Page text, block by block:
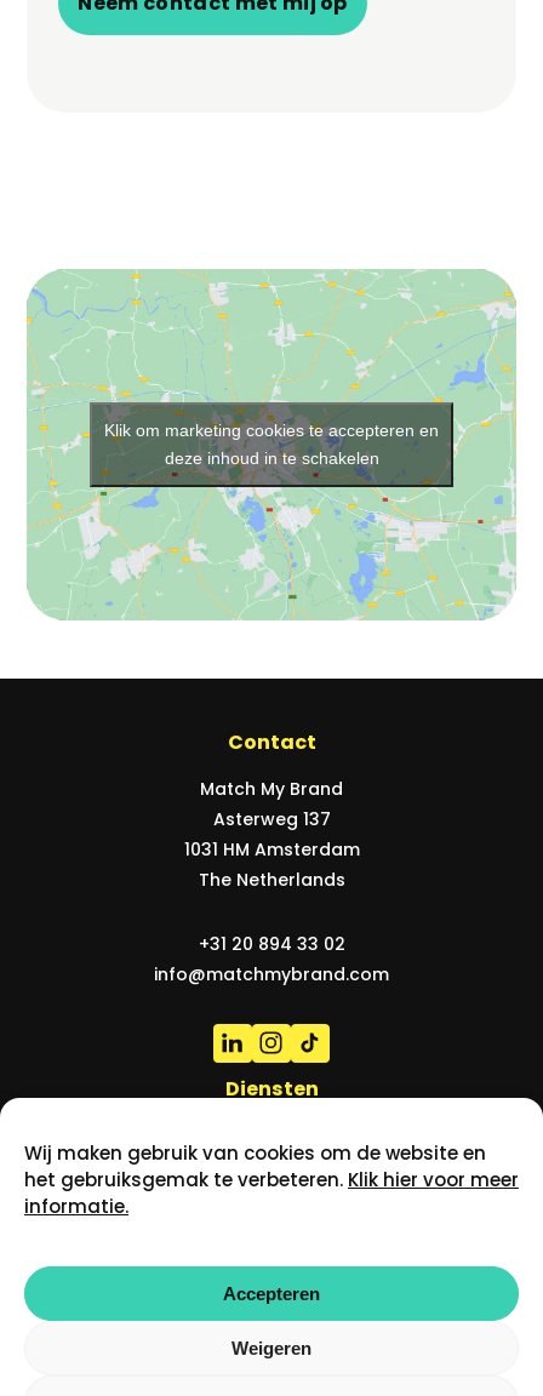
Wij maken gebruik van cookies om de website en
het gebruiksgemak te verbeteren. Klik hier voor meer
informatie.
Accepteren
Weigeren
Klik om marketing cookies te accepteren en
deze inhoud in te schakelen
Contact
Match My Brand
Asterweg 137
1031 HM Amsterdam
The Netherlands
+31 20 894 33 02
info@matchmybrand.com
Diensten
Digitale & performance marketing
Tooling
Over ons